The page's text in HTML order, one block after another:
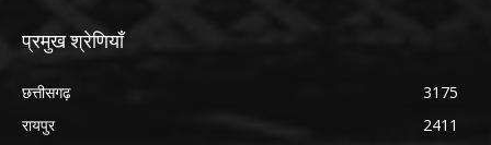
प्रमुख श्रेणियाँ
छत्तीसगढ़
3175
रायपुर
2411